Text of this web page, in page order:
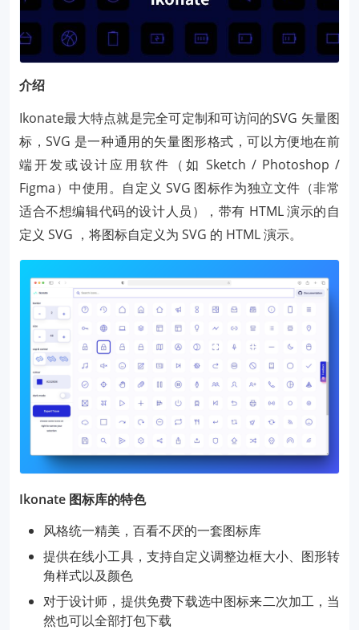
介绍
Ikonate最大特点就是完全可定制和可访问的SVG 矢量图
标，SVG 是一种通用的矢量图形格式，可以方便地在前
端开发或设计应用软件（如 Sketch / Photoshop /
Figma）中使用。自定义 SVG 图标作为独立文件（非常
适合不想编辑代码的设计人员），带有 HTML 演示的自
定义 SVG ，将图标自定义为 SVG 的 HTML 演示。
Ikonate 图标库的特色
风格统一精美，百看不厌的一套图标库
提供在线小工具，支持自定义调整边框大小、图形转
角样式以及颜色
对于设计师，提供免费下载选中图标来二次加工，当
然也可以全部打包下载